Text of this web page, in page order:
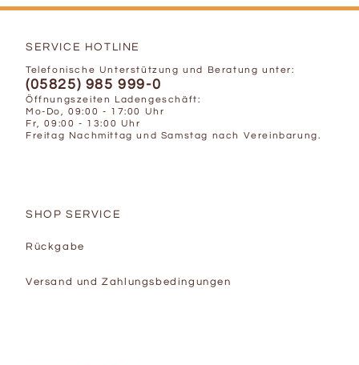
SERVICE HOTLINE
Telefonische Unterstützung und Beratung unter:
(05825) 985 999-0
Öffnungszeiten Ladengeschäft:
Mo-Do, 09:00 - 17:00 Uhr
Fr, 09:00 - 13:00 Uhr
Freitag Nachmittag und Samstag nach Vereinbarung.
SHOP SERVICE
Rückgabe
Versand und Zahlungsbedingungen